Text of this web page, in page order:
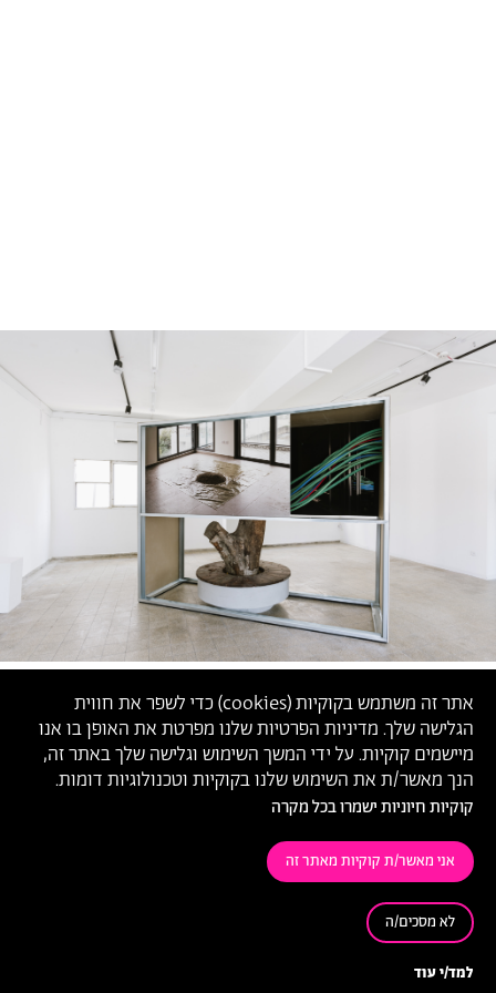
אתר זה משתמש בקוקיות (cookies) כדי לשפר את חווית
הגלישה שלך. מדיניות הפרטיות שלנו מפרטת את האופן בו אנו
מיישמים קוקיות. על ידי המשך השימוש וגלישה שלך באתר זה,
הנך מאשר/ת את השימוש שלנו בקוקיות וטכנולוגיות דומות.
קוקיות חיוניות ישמרו בכל מקרה
אני מאשר/ת קוקיות מאתר זה
לא מסכים/ה
למד/י עוד
שיר לוסקי,'יחידה', 2020 (צילום: דור קדמי)